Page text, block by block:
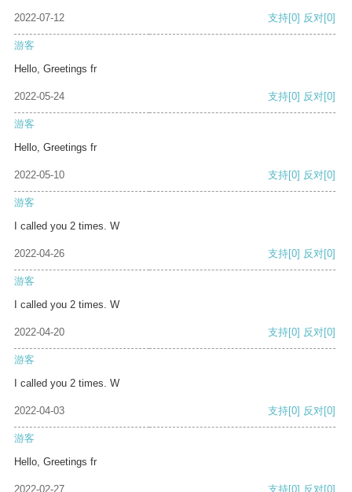
2022-07-12 支持[0] 反对[0]
游客
Hello, Greetings fr
2022-05-24 支持[0] 反对[0]
游客
Hello, Greetings fr
2022-05-10 支持[0] 反对[0]
游客
I called you 2 times. W
2022-04-26 支持[0] 反对[0]
游客
I called you 2 times. W
2022-04-20 支持[0] 反对[0]
游客
I called you 2 times. W
2022-04-03 支持[0] 反对[0]
游客
Hello, Greetings fr
2022-02-27 支持[0] 反对[0]